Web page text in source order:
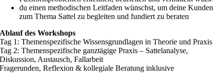
du einen methodischen Leitfaden wünschst, um deine Kunden
zum Thema Sattel zu begleiten und fundiert zu beraten
Ablauf des Workshops
Tag 1: Themenspezifische Wissensgrundlagen in Theorie und Praxis
Tag 2: Themenspezifische ganztägige Praxis – Sattelanalyse,
Diskussion, Austausch, Fallarbeit
Fragerunden, Reflexion & kollegiale Beratung inklusive